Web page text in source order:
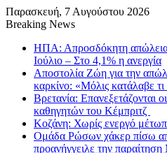
Παρασκευή, 7 Αυγούστου 2026
Breaking News
ΗΠΑ: Απροσδόκητη απώλεια
Ιούλιο – Στο 4,1% η ανεργία
Αποστολία Ζώη για την
καρκίνο: «Μόλις κατάλαβε τι
Βρετανία: Επανεξετάζονται
καθηγητών του Κέμπριτζ
Κοζάνη: Χωρίς ενεργό
Ομάδα Ρώσων χάκερ πίσω
προανήγγειλε την